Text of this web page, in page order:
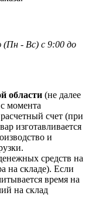
(Пн - Вс) с 9:00 до
области (не далее
момента
счет (при
изготавливается
и
средств на
на складе). Если
время на
на склад